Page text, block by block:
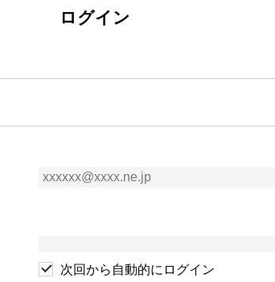
ログイン
次回から自動的にログイン